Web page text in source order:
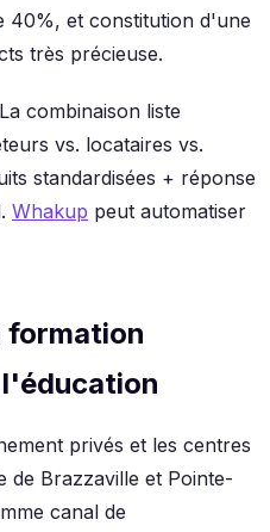
40%, et constitution d'une
très précieuse.
La combinaison liste
vs. locataires vs.
standardisées + réponse
Whakup peut automatiser
formation
privés et les centres
de Brazzaville et Pointe-
canal de